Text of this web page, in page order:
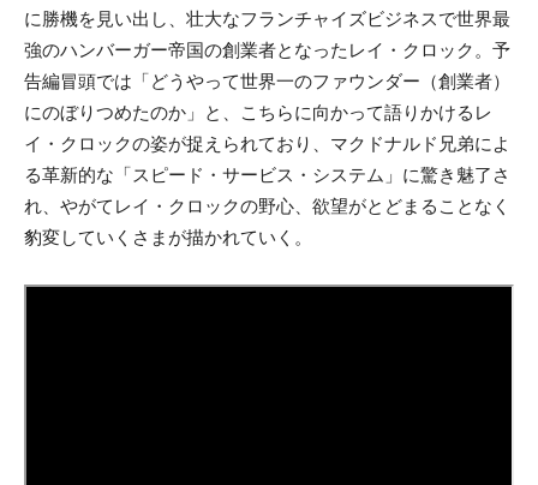
に勝機を見い出し、壮大なフランチャイズビジネスで世界最
強のハンバーガー帝国の創業者となったレイ・クロック。予
告編冒頭では「どうやって世界一のファウンダー（創業者）
にのぼりつめたのか」と、こちらに向かって語りかけるレ
イ・クロックの姿が捉えられており、マクドナルド兄弟によ
る革新的な「スピード・サービス・システム」に驚き魅了さ
れ、やがてレイ・クロックの野心、欲望がとどまることなく
豹変していくさまが描かれていく。